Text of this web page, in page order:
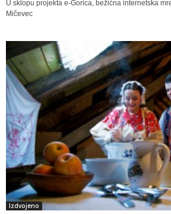
U sklopu projekta e-Gorica, bežićna internetska
Mičevec
Izdvojeno